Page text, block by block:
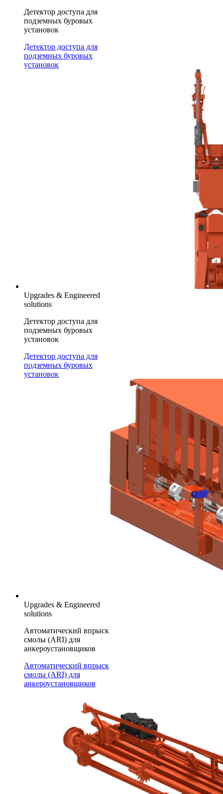
Детектор доступа для
подземных буровых
установок
Детектор доступа для
подземных буровых
установок
Upgrades & Engineered
solutions
Детектор доступа для
подземных буровых
установок
Детектор доступа для
подземных буровых
установок
Upgrades & Engineered
solutions
Автоматический впрыск
смолы (ARI) для
анкероустановщиков
Автоматический впрыск
смолы (ARI) для
анкероустановщиков